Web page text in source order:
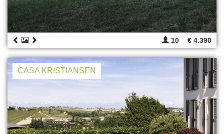
10 € 4.390
CASA KRISTIANSEN